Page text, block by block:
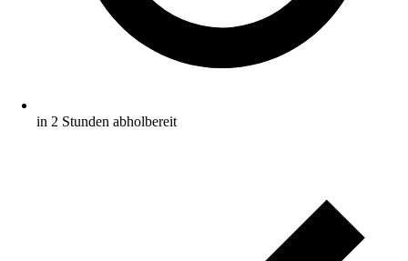
in 2 Stunden abholbereit